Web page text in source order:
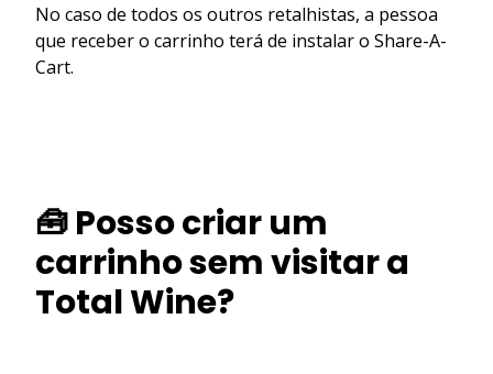
No caso de todos os outros retalhistas, a pessoa
que receber o carrinho terá de instalar o Share-A-
Cart.
🧰 Posso criar um
carrinho sem visitar a
Total Wine?